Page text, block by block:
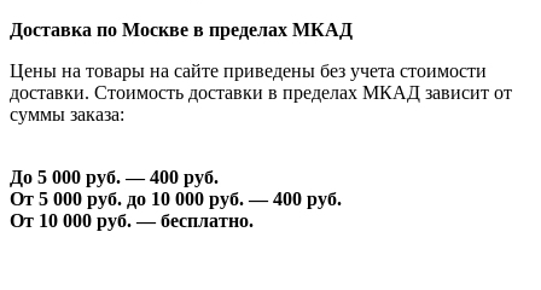
Доставка по Москве в пределах МКАД
Цены на товары на сайте приведены без учета стоимости
доставки. Стоимость доставки в пределах МКАД зависит от
суммы заказа:
До 5 000 руб. —400 руб.
От 5 000 руб. до 10 000 руб. —400 руб.
От 10 000 руб. — бесплатно.